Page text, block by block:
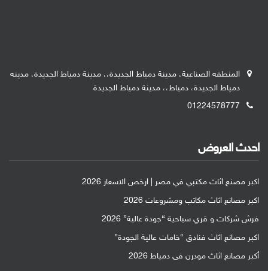
المنطقه الصناعية، مدينة دمياط الجديدة،، مدينة دمياط الجديدة، مدينه
دمياط الجديدة، دمياط،، مدينة دمياط الجديدة
01224578777
احدث العروض
اكبر مصنع اثاث مكتبي في مصر | ارخص الاسعار 2026
اكبر مصانع اثاث مكاتب ومشروعات 2026
فرش شركات و قري سياحية “جودة عالية” 2026
اكبر مصانع اثاث فنادق “خامات عالية الجودة”
أكبر مصانع اثاث مودرن فى دمياط 2026